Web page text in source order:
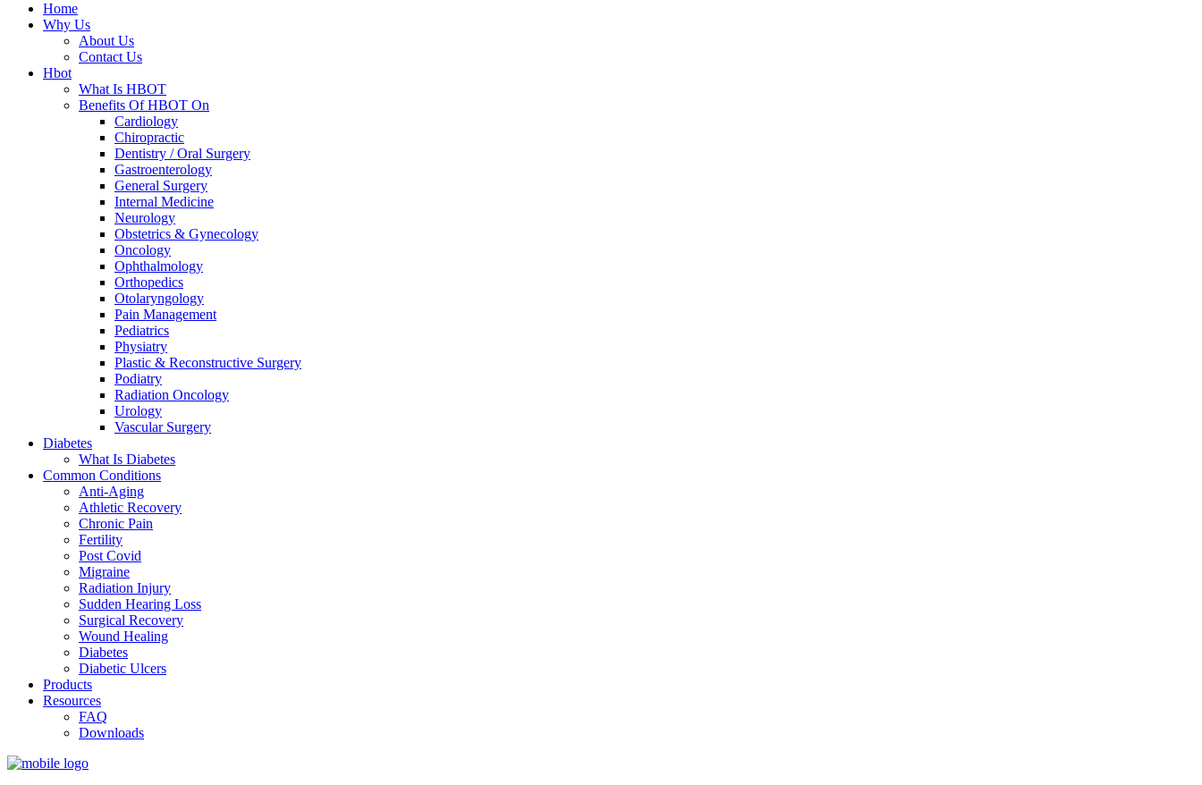
Home
Why Us
About Us
Contact Us
Hbot
What Is HBOT
Benefits Of HBOT On
Cardiology
Chiropractic
Dentistry / Oral Surgery
Gastroenterology
General Surgery
Internal Medicine
Neurology
Obstetrics & Gynecology
Oncology
Ophthalmology
Orthopedics
Otolaryngology
Pain Management
Pediatrics
Physiatry
Plastic & Reconstructive Surgery
Podiatry
Radiation Oncology
Urology
Vascular Surgery
Diabetes
What Is Diabetes
Common Conditions
Anti-Aging
Athletic Recovery
Chronic Pain
Fertility
Post Covid
Migraine
Radiation Injury
Sudden Hearing Loss
Surgical Recovery
Wound Healing
Diabetes
Diabetic Ulcers
Products
Resources
FAQ
Downloads